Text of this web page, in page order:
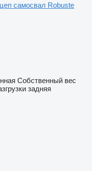
самосвал Robuste
Собственный вес
задняя